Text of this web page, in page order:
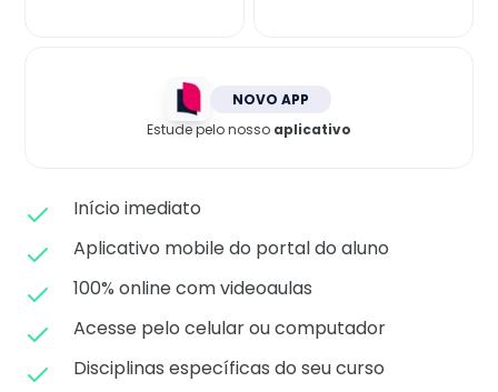
NOVO APP
Estude pelo nosso aplicativo
Início imediato
Aplicativo mobile do portal do aluno
100% online com videoaulas
Acesse pelo celular ou computador
Disciplinas específicas do seu curso